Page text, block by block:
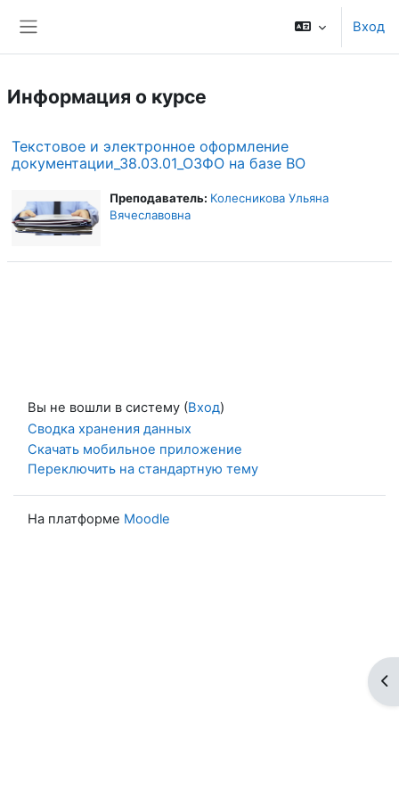
Вход
Информация о курсе
Текстовое и электронное оформление
документации_38.03.01_ОЗФО на базе ВО
Преподаватель: Колесникова Ульяна
Вячеславовна
Вы не вошли в систему (Вход)
Сводка хранения данных
Скачать мобильное приложение
Переключить на стандартную тему
На платформе Moodle